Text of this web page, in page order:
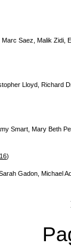
Saez, Malik
Lloyd, Richard
Smart, Mary Beth
)
Gadon, Michael